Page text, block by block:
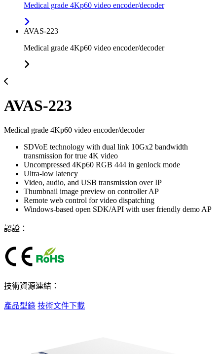
Medical grade 4Kp60 video encoder/decoder
AVAS-223
Medical grade 4Kp60 video encoder/decoder
AVAS-223
Medical grade 4Kp60 video encoder/decoder
SDVoE technology with dual link 10Gx2 bandwidth
transmission for true 4K video
Uncompressed 4Kp60 RGB 444 in genlock mode
Ultra-low latency
Video, audio, and USB transmission over IP
Thumbnail image preview on controller AP
Remote web control for video dispatching
Windows-based open SDK/API with user friendly demo AP
認證：
技術資源連結：
產品型錄 技術文件下載